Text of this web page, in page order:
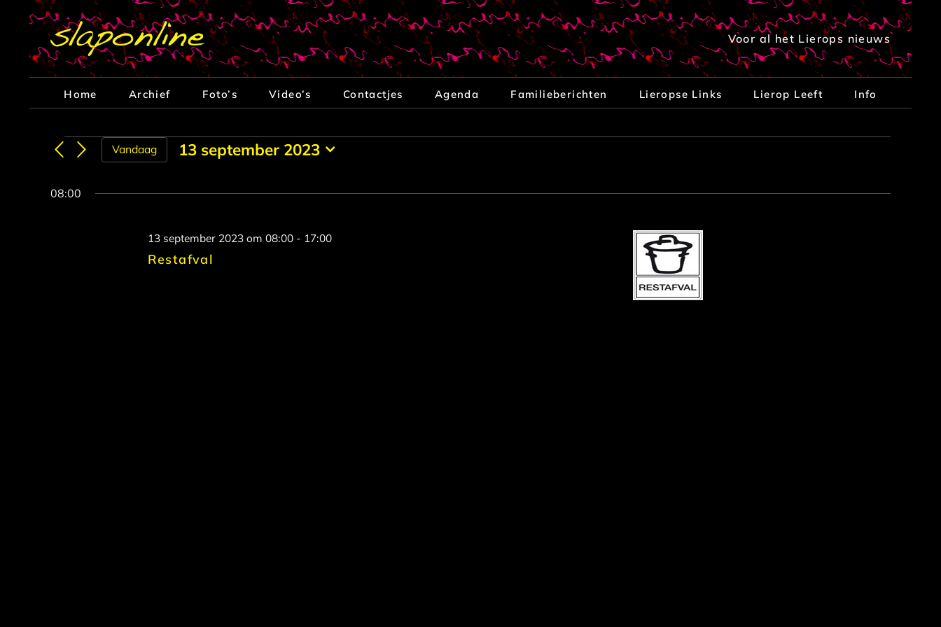
Voor al het Lierops nieuws
Home Archief Foto’s Video’s Contactjes Agenda Familieberichten Lieropse Links Lierop Leeft Info
Evenementen
in
september
Vandaag
13 september 2023
datum.
08:00
Restafval
13 september 2023 om 08:00- 17:00